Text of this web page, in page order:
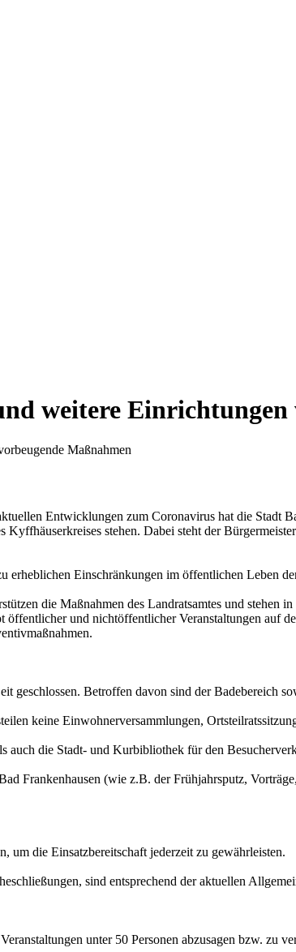
weitere Einrichtungen
Maßnahmen
Entwicklungen zum Coronavirus hat die Stadt
stehen. Dabei steht der
Einschränkungen im öffentlichen Leben
die Maßnahmen des Landratsamtes und stehen
und nichtöffentlicher Veranstaltungen auf
Betroffen davon sind der Badebereich
keine Einwohnerversammlungen,
die Stadt- und Kurbibliothek für den
Frankenhausen (wie z.B. der Frühjahrsputz,
um die Einsatzbereitschaft jederzeit zu gewährleisten.
sind entsprechend der aktuellen
unter 50 Personen abzusagen bzw. zu